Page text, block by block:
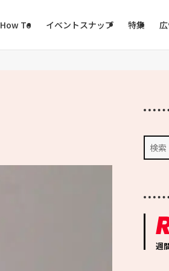
How To イベントスナップ 特集
週